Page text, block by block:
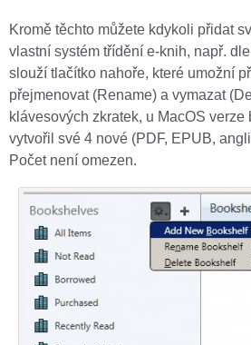
Kromě těchto můžete kdykoli přidat
vlastní systém třídění e-knih, např.
slouží tlačítko nahoře, které umožní
přejmenovat (Rename) a vymazat
klávesových zkratek, u MacOS
vytvořil své 4 nové (PDF, EPUB,
Počet není omezen.